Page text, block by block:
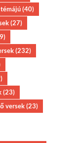
témájú(40)
(27)
(232)
(23)
versek(23)